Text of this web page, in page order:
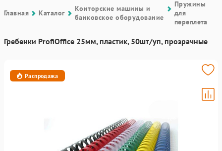
Главная Каталог
Контоpские машины и
банковское оборудование
Пружины
для
переплета
Гребенки ProfiOffice 25мм, пластик, 50шт/уп, прозрачные
Распродажа